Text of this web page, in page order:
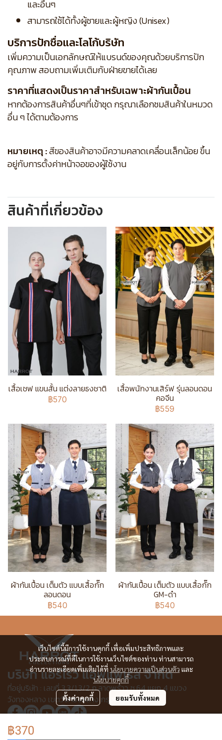
และอื่นๆ
สามารถใช้ได้ทั้งผู้ชายและผู้หญิง (Unisex)
บริการปักชื่อและโลโก้บริษัท
เพิ่มความเป็นเอกลักษณ์ให้แบรนด์ของคุณด้วยบริการปัก
คุณภาพ สอบถามเพิ่มเติมกับฝ่ายขายได้เลย
ราคาที่แสดงเป็นราคาสำหรับเฉพาะผ้ากันเปื้อน
หากต้องการสินค้าอื่นๆที่เข้าชุด กรุณาเลือกชมสินค้าในหมวด
อื่น ๆ ได้ตามต้องการ
หมายเหตุ :สีของสินค้าอาจมีความคลาดเคลื่อนเล็กน้อย ขึ้น
อยู่กับการตั้งค่าหน้าจอของผู้ใช้งาน
สินค้าที่เกี่ยวข้อง
เสื้อเชฟ แขนสั้น แต่งลายธงชาติ
฿570
เสื้อพนักงานเสิร์ฟ รุ่นลอนดอน
คอจีน
฿559
ผ้ากันเปื้อน เต็มตัว แบบเสื้อกั๊ก
ลอนดอน
฿540
ผ้ากันเปื้อน เต็มตัว แบบเสื้อกั๊ก
GM-ดำ
฿540
฿370
เว็บไซต์นี้มีการใช้งานคุกกี้ เพื่อเพิ่มประสิทธิภาพและ
ประสบการณ์ที่ดีในการใช้งานเว็บไซต์ของท่าน ท่านสามารถ
อ่านรายละเอียดเพิ่มเติมได้ที่ นโยบายความเป็นส่วนตัว และ
นโยบายคุกกี้
ตั้งค่าคุกกี้ ยอมรับทั้งหมด
บริษัท แอร์โรว์ แอพแพเรล จำกัด
ที่อยู่บริษัท : เลขที่ 3,3/1,3/2 ก.ลาดพร้าว ซ.64 แยก 4 แขวง
วังทองหลาง เขตวังทองหลาง กรุงเทพฯ 10310